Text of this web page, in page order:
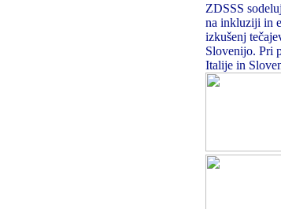
ZDSSS
na inkluziji in
izkušenj
Slovenijo. Pri
Italije in